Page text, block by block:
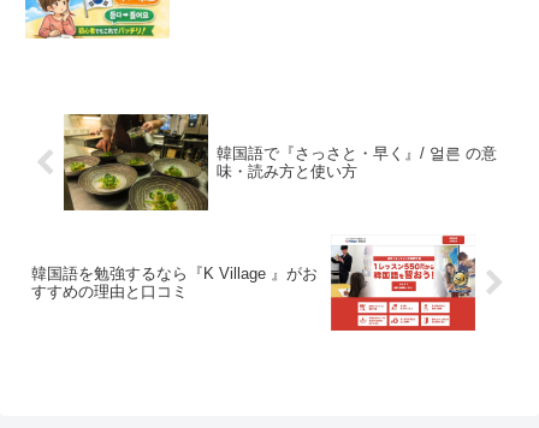
韓国語で『さっさと・早く』/ 얼른 の意
味・読み方と使い方
韓国語を勉強するなら『K Village 』がお
すすめの理由と口コミ